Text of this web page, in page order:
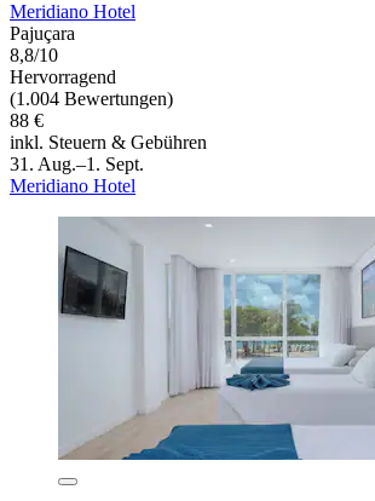
Meridiano Hotel
Pajuçara
8,8/10
Hervorragend
(1.004 Bewertungen)
88 €
inkl. Steuern & Gebühren
31. Aug.–1. Sept.
Meridiano Hotel